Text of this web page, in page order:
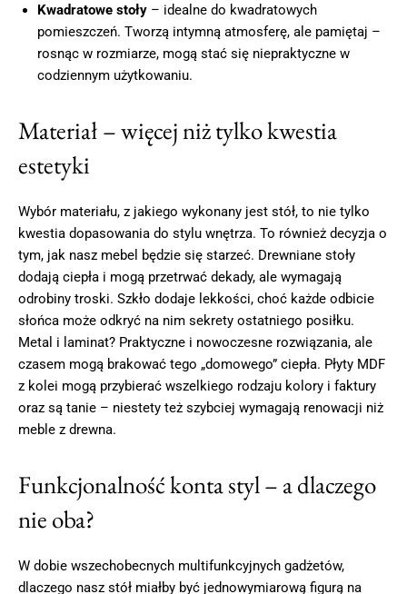
Kwadratowe stoły – idealne do kwadratowych
pomieszczeń. Tworzą intymną atmosferę, ale pamiętaj –
rosnąc w rozmiarze, mogą stać się niepraktyczne w
codziennym użytkowaniu.
Materiał – więcej niż tylko kwestia
estetyki
Wybór materiału, z jakiego wykonany jest stół, to nie tylko
kwestia dopasowania do stylu wnętrza. To również decyzja o
tym, jak nasz mebel będzie się starzeć. Drewniane stoły
dodają ciepła i mogą przetrwać dekady, ale wymagają
odrobiny troski. Szkło dodaje lekkości, choć każde odbicie
słońca może odkryć na nim sekrety ostatniego posiłku.
Metal i laminat? Praktyczne i nowoczesne rozwiązania, ale
czasem mogą brakować tego „domowego” ciepła. Płyty MDF
z kolei mogą przybierać wszelkiego rodzaju kolory i faktury
oraz są tanie – niestety też szybciej wymagają renowacji niż
meble z drewna.
Funkcjonalność konta styl – a dlaczego
nie oba?
W dobie wszechobecnych multifunkcyjnych gadżetów,
dlaczego nasz stół miałby być jednowymiarową figurą na